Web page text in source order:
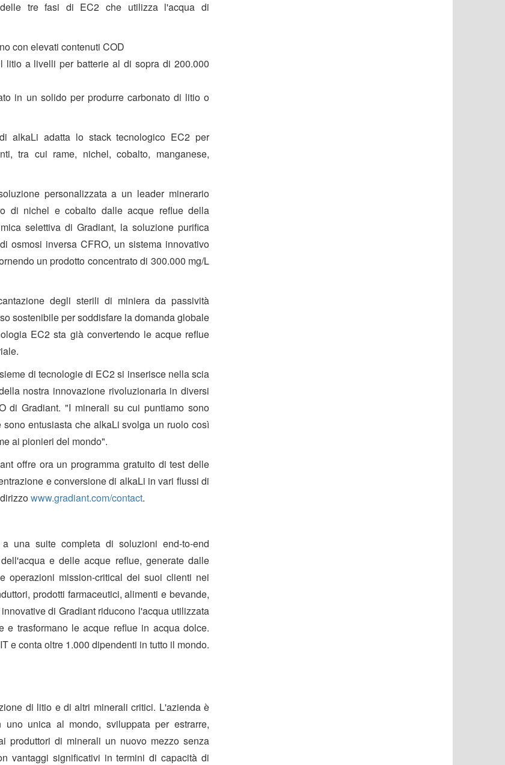
tre fasi di EC2 che utilizza l'acqua di
con elevati contenuti COD
litio a livelli per batterie al di sopra di 200.000
in un solido per produrre carbonato di litio o
alkaLi adatta lo stack tecnologico EC2 per
tra cui rame, nichel, cobalto, manganese,
personalizzata a un leader minerario
di nichel e cobalto dalle acque reflue della
selettiva di Gradiant, la soluzione purifica
osmosi inversa CFRO, un sistema innovativo
un prodotto concentrato di 300.000 mg/L
degli sterili di miniera da passività
sostenibile per soddisfare la domanda globale
EC2 sta già convertendo le acque reflue
di tecnologie di EC2 si inserisce nella scia
nostra innovazione rivoluzionaria in diversi
di Gradiant. "I minerali su cui puntiamo sono
entusiasta che alkaLi svolga un ruolo così
ai pionieri del mondo".
offre ora un programma gratuito di test delle
e conversione di alkaLi in vari flussi di
www.gradiant.com/contact.
una suite completa di soluzioni end-to-end
e delle acque reflue, generate dalle
operazioni mission-critical dei suoi clienti nei
prodotti farmaceutici, alimenti e bevande,
di Gradiant riducono l'acqua utilizzata
e trasformano le acque reflue in acqua dolce.
e conta oltre 1.000 dipendenti in tutto il mondo.
di litio e di altri minerali critici. L'azienda è
unica al mondo, sviluppata per estrarre,
produttori di minerali un nuovo mezzo senza
vantaggi significativi in termini di capacità di